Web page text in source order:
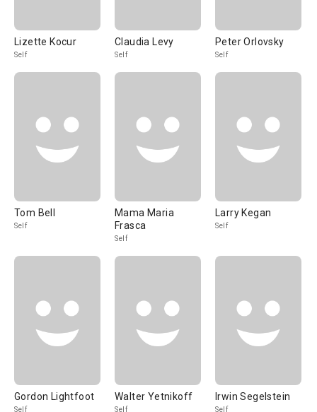
Lizette Kocur
Self
Claudia Levy
Self
Peter Orlovsky
Self
Tom Bell
Self
Mama Maria
Frasca
Self
Larry Kegan
Self
Gordon Lightfoot
Self
Walter Yetnikoff
Self
Irwin Segelstein
Self